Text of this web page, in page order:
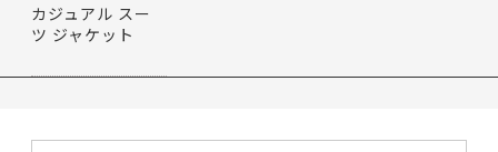
カジュアル スー
ツ ジャケット